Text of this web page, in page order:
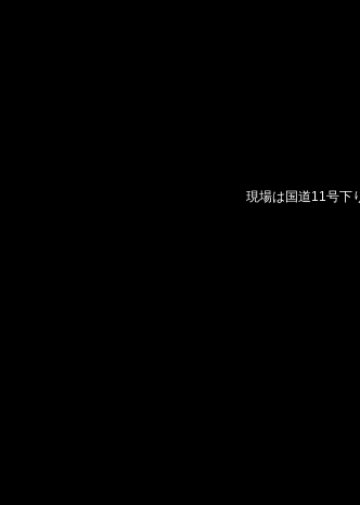
現場は国道11号下